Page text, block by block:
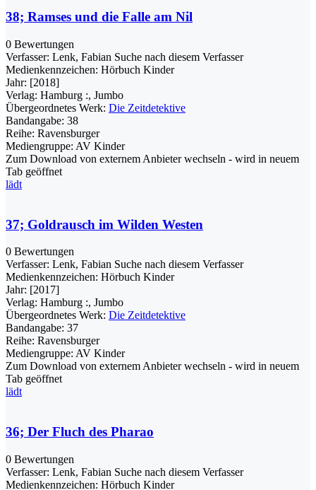
38; Ramses und die Falle am Nil
0 Bewertungen
Verfasser: Lenk, Fabian Suche nach diesem Verfasser
Medienkennzeichen: Hörbuch Kinder
Jahr: [2018]
Verlag: Hamburg :, Jumbo
Übergeordnetes Werk: Die Zeitdetektive
Bandangabe: 38
Reihe: Ravensburger
Mediengruppe: AV Kinder
Zum Download von externem Anbieter wechseln - wird in neuem
Tab geöffnet
lädt
37; Goldrausch im Wilden Westen
0 Bewertungen
Verfasser: Lenk, Fabian Suche nach diesem Verfasser
Medienkennzeichen: Hörbuch Kinder
Jahr: [2017]
Verlag: Hamburg :, Jumbo
Übergeordnetes Werk: Die Zeitdetektive
Bandangabe: 37
Reihe: Ravensburger
Mediengruppe: AV Kinder
Zum Download von externem Anbieter wechseln - wird in neuem
Tab geöffnet
lädt
36; Der Fluch des Pharao
0 Bewertungen
Verfasser: Lenk, Fabian Suche nach diesem Verfasser
Medienkennzeichen: Hörbuch Kinder